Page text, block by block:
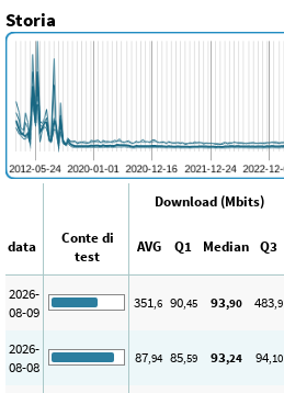
Storia
Download (Mbits)
data
Conte di
test
AVG Q1 Median Q3
2026-
08-09
351,6 90,45 93,90 483,9
2026-
08-08
87,94 85,59 93,24 94,10